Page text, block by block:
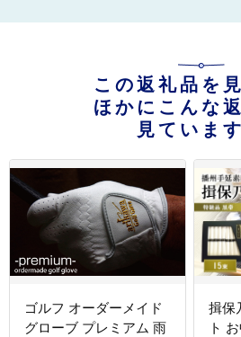
この返礼品を
ほかにこんな
見ています
ゴルフ オーダーメイド
グローブ プレミアム 雨
揖保乃糸 特
ト